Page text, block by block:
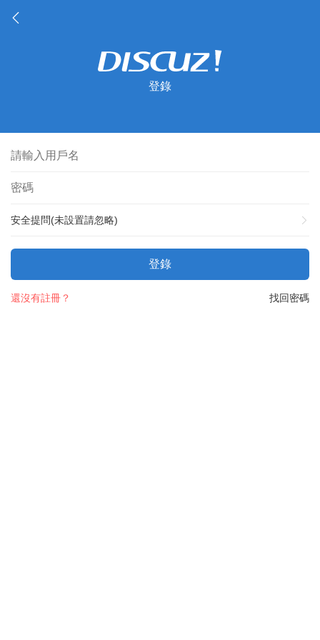
登錄
安全提問(未設置請忽略)
登錄
找回密碼
還沒有註冊？